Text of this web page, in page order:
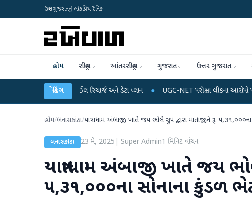
ઉત્તર ગુજરાતનું લોકપ્રિય દૈનિક
હોમ રાષ્ટ્રીય આંતરરાષ્ટ્રીય ગુજરાત ઉત્તર ગુજરાત
બ્રેકિંગ
થઈ શકે છે મોબાઈલ રિચાર્જ અને ડેટા પ્લાન ● UGC-NET પરીક્ષા લીકના આરોપો પર રાહુલ
હોમ/બનાસકાંઠા/યાત્રાધામ અંબાજી ખાતે જય ભોલે ગ્રુપ દ્વારા માતાજીને રૂ.
બનાસકાંઠા 23 મે, 2025 Super Admin1 મિનિટ વાંચન
યાત્રાધામ અંબાજી ખાતે જય
૫,૩૧,૦૦૦ના સોનાના કુંડળ